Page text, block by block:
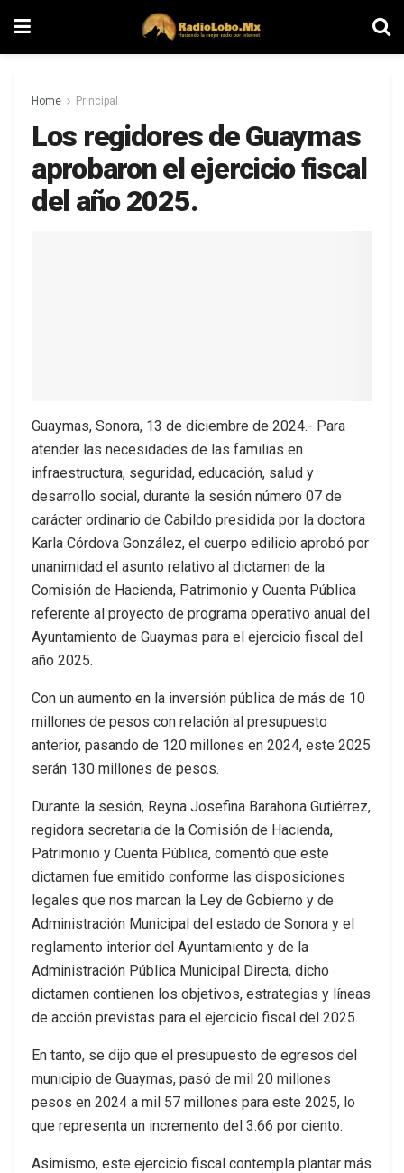
Home Principal
Los regidores de Guaymas
aprobaron el ejercicio fiscal
del año 2025.
Guaymas, Sonora, 13 de diciembre de 2024.- Para
atender las necesidades de las familias en
infraestructura, seguridad, educación, salud y
desarrollo social, durante la sesión número 07 de
carácter ordinario de Cabildo presidida por la doctora
Karla Córdova González, el cuerpo edilicio aprobó por
unanimidad el asunto relativo al dictamen de la
Comisión de Hacienda, Patrimonio y Cuenta Pública
referente al proyecto de programa operativo anual del
Ayuntamiento de Guaymas para el ejercicio fiscal del
año 2025.
Con un aumento en la inversión pública de más de 10
millones de pesos con relación al presupuesto
anterior, pasando de 120 millones en 2024, este 2025
serán 130 millones de pesos.
Durante la sesión, Reyna Josefina Barahona Gutiérrez,
regidora secretaria de la Comisión de Hacienda,
Patrimonio y Cuenta Pública, comentó que este
dictamen fue emitido conforme las disposiciones
legales que nos marcan la Ley de Gobierno y de
Administración Municipal del estado de Sonora y el
reglamento interior del Ayuntamiento y de la
Administración Pública Municipal Directa, dicho
dictamen contienen los objetivos, estrategias y líneas
de acción previstas para el ejercicio fiscal del 2025.
En tanto, se dijo que el presupuesto de egresos del
municipio de Guaymas, pasó de mil 20 millones
pesos en 2024 a mil 57 millones para este 2025, lo
que representa un incremento del 3.66 por ciento.
Asimismo, este ejercicio fiscal contempla plantar más